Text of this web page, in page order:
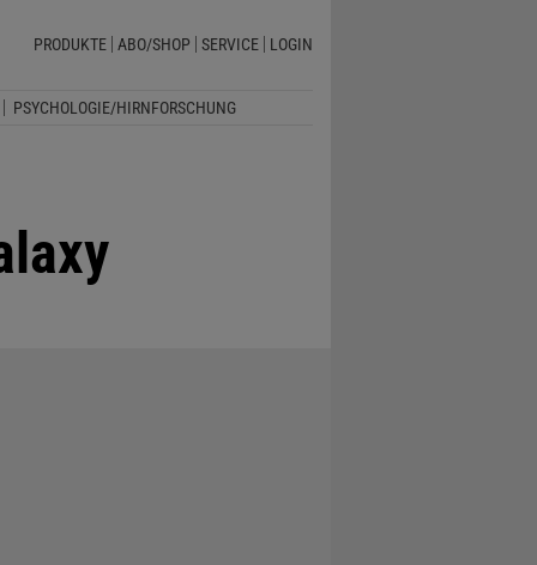
PRODUKTE ABO/SHOP SERVICE LOGIN
PSYCHOLOGIE/HIRNFORSCHUNG